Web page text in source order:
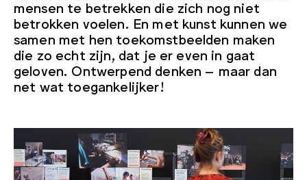
mensen te betrekken die zich nog niet
betrokken voelen. En met kunst kunnen we
samen met hen toekomstbeelden maken
die zo echt zijn, dat je er even in gaat
geloven. Ontwerpend denken – maar dan
net wat toegankelijker!